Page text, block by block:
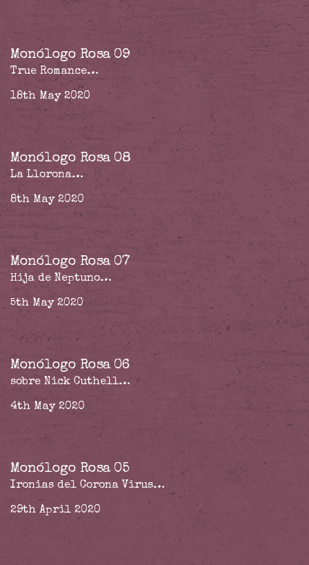
Monólogo Rosa 09
True Romance…
18th May 2020
Monólogo Rosa 08
La Llorona…
8th May 2020
Monólogo Rosa 07
Hija de Neptuno…
5th May 2020
Monólogo Rosa 06
sobre Nick Cuthell…
4th May 2020
Monólogo Rosa 05
Ironias del Corona Virus…
29th April 2020